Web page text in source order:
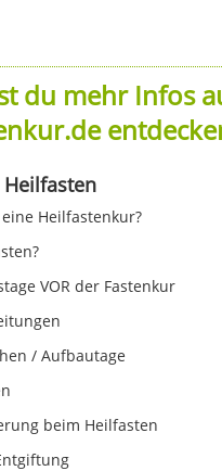
du mehr Infos
Heilfastenkur?
VOR der Fastenkur
/ Aufbautage
beim Heilfasten